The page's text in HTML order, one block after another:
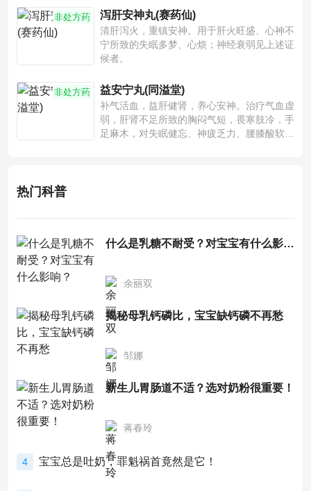
非处方药 泻肝安神丸(赛药仙)
清肝泻火，重镇安神。用于肝火旺盛、心神不
宁所致的失眠多梦、心烦；神经衰弱见上述证
候者。
非处方药 益安宁丸(同溢堂)
补气活血，益肝健肾，养心安神。治疗气血虚
弱，肝肾不足所致的胸闷气短，畏寒肢冷，手
足麻木，对失眠健忘、神疲乏力、腰膝酸软也
热门科普
什么是乳糖不耐受？对宝宝有什么影响？
余丽双
揭秘母乳钙磷比，宝宝缺钙磷不再愁
邹娜
新生儿胃肠道不适？选对奶粉很重要！
蒋春玲
4 宝宝总是吐奶，罪魁祸首竟然是它！